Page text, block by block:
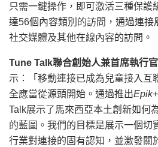
只需一鍵操作，即可激活三種保護
達56個內容類別的訪問，通過連接
社交媒體及其他在線內容的訪問。
Tune Talk聯合創始人兼首席執行
示：「移動連接已成為兒童接入互
全應當從源頭開始。通過推出
Talk展示了馬來西亞本土創新如何
的藍圖。我們的目標是展示一個切
行業對連接的固有認知，並激發關